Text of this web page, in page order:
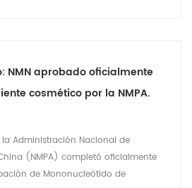
NMN aprobado oficialmente
cosmético por la NMPA.
la Administración Nacional de
(NMPA) completó oficialmente
de Mononucleótido de